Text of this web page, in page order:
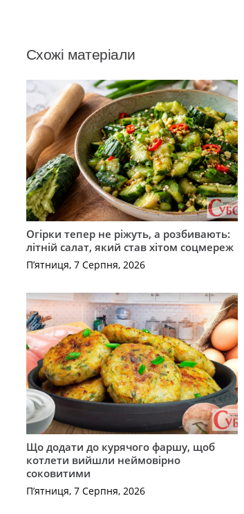
Схожі матеріали
Огірки тепер не ріжуть, а розбивають:
літній салат, який став хітом соцмереж
П’ятниця, 7 Серпня, 2026
Що додати до курячого фаршу, щоб
котлети вийшли неймовірно
соковитими
П’ятниця, 7 Серпня, 2026